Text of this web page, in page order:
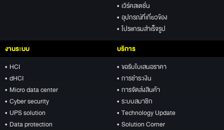
• เวิร์คสเตชั่น
• อุปกรณ์ที่เกี่ยวข้อง
• โปรแกรมสำเร็จรูป
งานระบบ
• HCI
• dHCI
• Micro data center
• Cyber security
• UPS solution
• Data protection
บริการ
• ขอรับใบเสนอราคา
• การชำระเงิน
• การจัดส่งสินค้า
• ระบบสมาชิก
• Technology Update
• Solution Corner